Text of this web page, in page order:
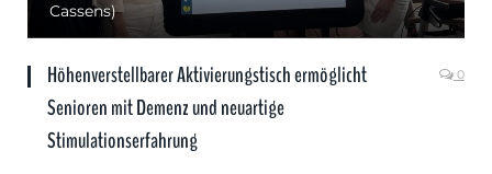
Cassens)
Höhenverstellbarer Aktivierungstisch ermöglicht
Senioren mit Demenz und neuartige
Stimulationserfahrung
0